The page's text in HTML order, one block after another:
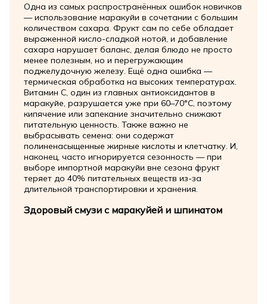
Одна из самых распространённых ошибок новичков
— использование маракуйи в сочетании с большим
количеством сахара. Фрукт сам по себе обладает
выраженной кисло-сладкой нотой, и добавление
сахара нарушает баланс, делая блюдо не просто
менее полезным, но и перегружающим
поджелудочную железу. Ещё одна ошибка —
термическая обработка на высоких температурах.
Витамин C, один из главных антиоксидантов в
маракуйе, разрушается уже при 60–70°C, поэтому
кипячение или запекание значительно снижают
питательную ценность. Также важно не
выбрасывать семена: они содержат
полиненасыщенные жирные кислоты и клетчатку. И,
наконец, часто игнорируется сезонность — при
выборе импортной маракуйи вне сезона фрукт
теряет до 40% питательных веществ из-за
длительной транспортировки и хранения.
Здоровый смузи с маракуйей и шпинатом